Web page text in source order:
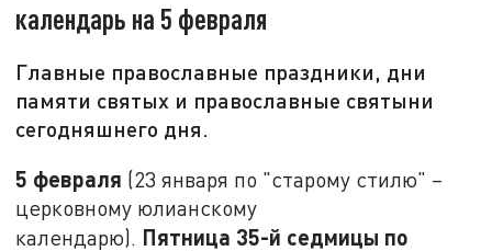
календарь на 5 февраля
Главные православные праздники, дни
памяти святых и православные святыни
сегодняшнего дня.
5 февраля (23 января по "старому стилю" –
церковному юлианскому
календарю). Пятница 35-й седмицы по